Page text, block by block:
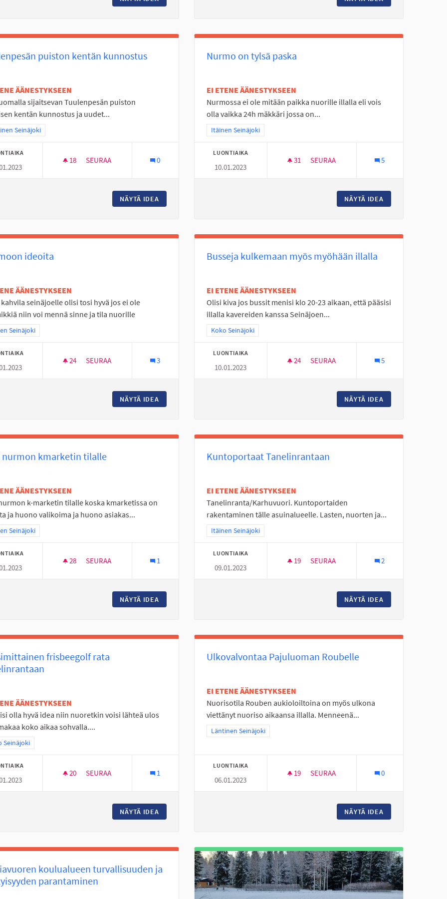
puiston kentän kunnostus
ÄÄNESTYKSEEN
sijaitsevan Tuulenpesän puiston
kentän kunnostus ja uudet...
tulokset teeman mukaan: Läntinen Seinäjoki
Seinäjoki
18 18 SEURAAJAA
SEURAA
TUULENPESÄN PUISTON KENTÄN KUNNOSTUS
0
NÄYTÄ IDEA
Nurmo on tylsä paska
EI ETENE ÄÄNESTYKSEEN
Nurmossa ei ole mitään paikka nuorille illalla eli vois
olla vaikka 24h mäkkäri jossa on...
Rajaa tulokset teeman mukaan: Itäinen Seinäjoki
Itäinen Seinäjoki
LUONTIAIKA
10.01.2023
31 31 SEURAAJAA
SEURAA 5
NÄYTÄ IDEA
ideoita
ÄÄNESTYKSEEN
kahvila seinäjoelle olisi tosi hyvä jos ei ole
niin voi mennä sinne ja tila nuorille
tulokset teeman mukaan: Itäinen Seinäjoki
Seinäjoki
24 24 SEURAAJAA
SEURAA 3
NÄYTÄ IDEA
Busseja kulkemaan myös myöhään illalla
EI ETENE ÄÄNESTYKSEEN
Olisi kiva jos bussit menisi klo 20-23 aikaan, että pääsisi
illalla kavereiden kanssa Seinäjoen...
Rajaa tulokset teeman mukaan: Koko Seinäjoki
Koko Seinäjoki
LUONTIAIKA
10.01.2023
24 24 SEURAAJAA
SEURAA 5
NÄYTÄ IDEA
nurmon kmarketin tilalle
ÄÄNESTYKSEEN
k-marketin tilalle koska kmarketissa on
ja huono valikoima ja huono asiakas...
tulokset teeman mukaan: Itäinen Seinäjoki
Seinäjoki
28 28 SEURAAJAA
SEURAA 1
NÄYTÄ IDEA
Kuntoportaat Tanelinrantaan
EI ETENE ÄÄNESTYKSEEN
Tanelinranta/Karhuvuori. Kuntoportaiden
rakentaminen tälle asuinalueelle. Lasten, nuorten ja...
Rajaa tulokset teeman mukaan: Itäinen Seinäjoki
Itäinen Seinäjoki
LUONTIAIKA
09.01.2023
19 19 SEURAAJAA
SEURAA 2
NÄYTÄ IDEA
frisbeegolf rata
ÄÄNESTYKSEEN
olla hyvä idea niin nuoretkin voisi lähteä ulos
koko aikaa sohvalla....
tulokset teeman mukaan: Koko Seinäjoki
Seinäjoki
20 20 SEURAAJAA
SEURAA
TÄYSIMITTAINEN FRISBEEGOLF RATA TANELINRANTAAN
1
NÄYTÄ IDEA
Ulkovalvontaa Pajuluoman Roubelle
EI ETENE ÄÄNESTYKSEEN
Nuorisotila Rouben aukioloiltoina on myös ulkona
viettänyt nuoriso aikaansa illalla. Menneenä...
Rajaa tulokset teeman mukaan: Läntinen Seinäjoki
Läntinen Seinäjoki
LUONTIAIKA
06.01.2023
19 19 SEURAAJAA
SEURAA 0
NÄYTÄ IDEA
koulualueen turvallisuuden ja
parantaminen